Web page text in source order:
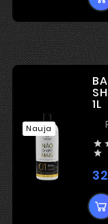
Nauja
1L

